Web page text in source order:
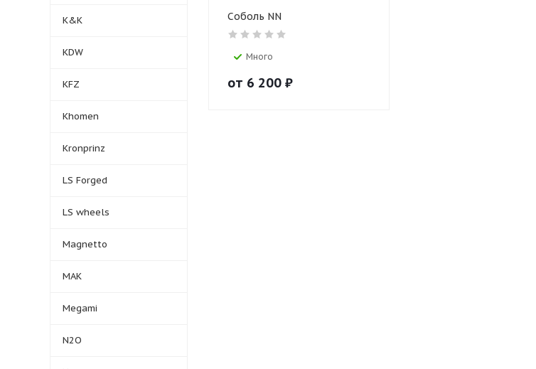
Соболь NN
Много
от 6 200 ₽
K&K
KDW
KFZ
Khomen
Kronprinz
LS Forged
LS wheels
Magnetto
MAK
Megami
N2O